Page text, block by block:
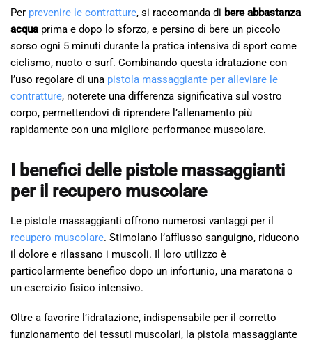
Per prevenire le contratture, si raccomanda di bere abbastanza
acqua prima e dopo lo sforzo, e persino di bere un piccolo
sorso ogni 5 minuti durante la pratica intensiva di sport come
ciclismo, nuoto o surf. Combinando questa idratazione con
l’uso regolare di una pistola massaggiante per alleviare le
contratture, noterete una differenza significativa sul vostro
corpo, permettendovi di riprendere l’allenamento più
rapidamente con una migliore performance muscolare.
I benefici delle pistole massaggianti
per il recupero muscolare
Le pistole massaggianti offrono numerosi vantaggi per il
recupero muscolare. Stimolano l’afflusso sanguigno, riducono
il dolore e rilassano i muscoli. Il loro utilizzo è
particolarmente benefico dopo un infortunio, una maratona o
un esercizio fisico intensivo.
Oltre a favorire l’idratazione, indispensabile per il corretto
funzionamento dei tessuti muscolari, la pistola massaggiante